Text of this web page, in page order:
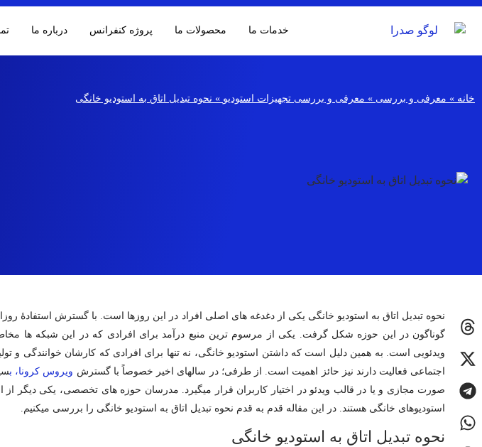
خدمات ما محصولات ما پروژه کنفرانس درباره ما
خانه » معرفی و بررسی » معرفی و بررسی تجهیزات استودیو » نحوه تبدیل اتاق به استودیو خانگی
نحوه تبدیل اتاق به استودیو خانگی یکی از دغدغه ­های اصلی افراد در این روزها است. با گسترش استفادۀ
گوناگون در این حوزه شکل گرفت. یکی از مرسوم ­ترین منبع درآمد برای افرادی که در این شبکه­ ها
ویدئویی است. به همین دلیل است که داشتن استودیو خانگی، نه تنها برای افرادی که کارشان خوانندگی و
اجتماعی فعالیت دارند نیز حائز اهمیت است. از طرفی؛ در سال­های اخیر خصوصاً با گسترش ویروس کرونا، ب
صورت مجازی و یا در قالب ویدئو در اختیار کاربران قرار می­گیرد. مدرسان حوزه­ های تخصصی، یکی دیگر
استودیوهای خانگی هستند. در این مقاله قدم به قدم نحوه تبدیل اتاق به استودیو خانگی را بررسی می­کنیم.
نحوه تبدیل اتاق به استودیو خانگی